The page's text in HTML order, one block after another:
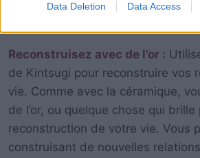
Data Deletion Data Access
histoire qui vous rend unique.
Reconstruisez avec de l’or :
de Kintsugi pour reconstruire vos
vie. Comme avec la céramique,
de l’or, ou quelque chose qui
reconstruction de votre vie. Vous
construisant de nouvelles